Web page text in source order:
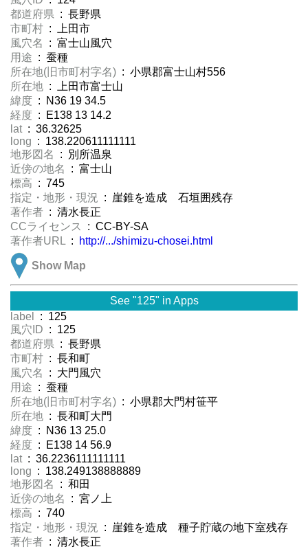
都道府県 : 長野県
市町村 : 上田市
風穴名
: 富士山風穴
用途 : 蚕種
所在地(旧市町村字名) : 小県郡富士山村556
所在地 : 上田市富士山
緯度 : N36 19 34.5
経度 : E138 13 14.2
lat : 36.32625
long : 138.220611111111
地形図名
: 別所温泉
近傍の地名
: 富士山
標高 : 745
指定・地形・現況
: 崖錐を造成 石垣囲残存
著作者 : 清水長正
CCライセンス
: CC-BY-SA
著作者URL : http://.../shimizu-chosei.html
Show Map
See "125" in Apps
label
: 125
風穴ID : 125
都道府県 : 長野県
市町村 : 長和町
風穴名
: 大門風穴
用途 : 蚕種
所在地(旧市町村字名) : 小県郡大門村笹平
所在地 : 長和町大門
緯度 : N36 13 25.0
経度 : E138 14 56.9
lat : 36.2236111111111
long : 138.249138888889
地形図名
: 和田
近傍の地名
: 宮ノ上
標高 : 740
指定・地形・現況
: 崖錐を造成 種子貯蔵の地下室残存
著作者 : 清水長正